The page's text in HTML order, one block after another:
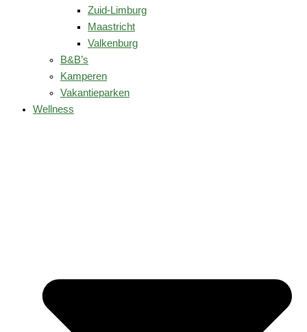
Zuid-Limburg
Maastricht
Valkenburg
B&B’s
Kamperen
Vakantieparken
Wellness